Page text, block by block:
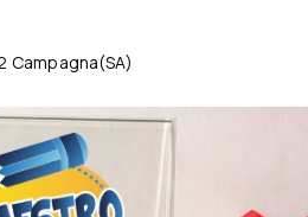
Campagna(SA)